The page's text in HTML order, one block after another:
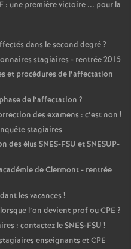
: une première victoire ... pour la
dans le second degré?
stagiaires - rentrée 2015
et procédures de l’affectation
de l’affectation ?
des examens : c’est non !
stagiaires
élus SNES-FSU et SNESUP-
de Clermont - rentrée
les vacances !
l’on devient prof ou CPE ?
: contactez le SNES-FSU !
enseignants et CPE